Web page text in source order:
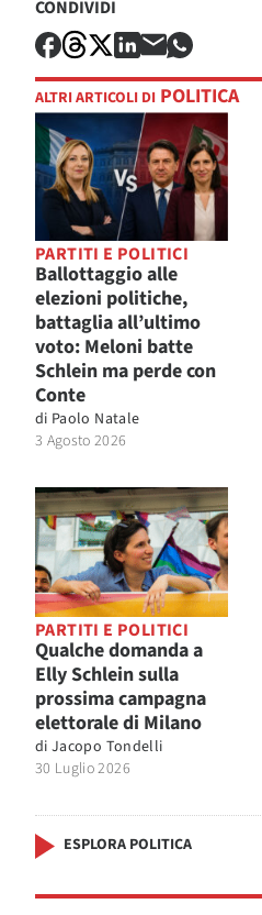
CONDIVIDI
ALTRI ARTICOLI DI POLITICA
PARTITI E POLITICI
Ballottaggio alle
elezioni politiche,
battaglia all’ultimo
voto: Meloni batte
Schlein ma perde con
Conte
di Paolo Natale
3 Agosto 2026
PARTITI E POLITICI
Qualche domanda a
Elly Schlein sulla
prossima campagna
elettorale di Milano
di Jacopo Tondelli
30 Luglio 2026
ESPLORA POLITICA